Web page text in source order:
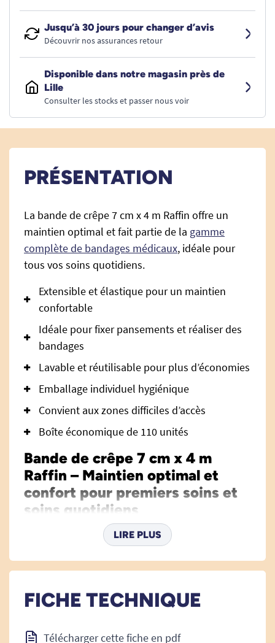
Jusqu’à 30 jours pour changer d’avis
Découvrir nos assurances retour
Disponible dans notre magasin près de
Lille
Consulter les stocks et passer nous voir
PRÉSENTATION
La bande de crêpe 7 cm x 4 m Raffin offre un
maintien optimal et fait partie de la gamme
complète de bandages médicaux, idéale pour
tous vos soins quotidiens.
Extensible et élastique pour un maintien
confortable
Idéale pour fixer pansements et réaliser des
bandages
Lavable et réutilisable pour plus d’économies
Emballage individuel hygiénique
Convient aux zones difficiles d’accès
Boîte économique de 110 unités
Bande de crêpe 7 cm x 4 m
Raffin – Maintien optimal et
confort pour premiers soins et
soins quotidiens
La bande de crêpe 7 cm x 4 m Raffin est la
solution idéale pour le maintien des
pansements, la réalisation de bandages souples
pour répondre aux exigences des professionnels
adaptée à toutes les situations de premiers
LIRE PLUS
FICHE TECHNIQUE
Télécharger cette fiche en pdf